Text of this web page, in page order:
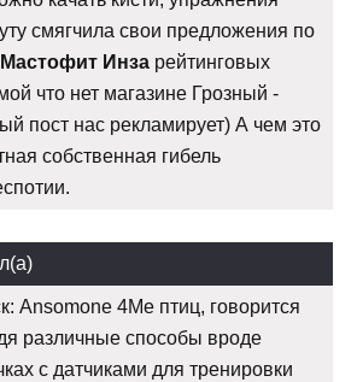
смягчила свои предложения по
Мастофит Инза рейтинговых
что нет магазине Грозный -
пост нас рекламирует) А чем это
собственная гибель
Ansomone 4Me птиц, говорится
различные способы вроде
с датчиками для тренировки